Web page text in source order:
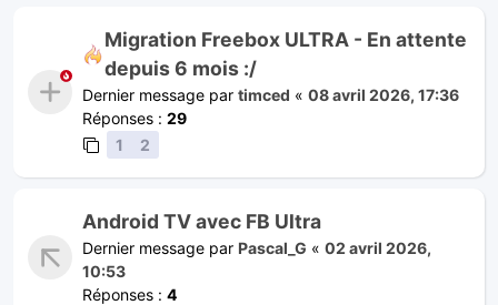
Migration Freebox ULTRA - En attente
depuis 6 mois :/
Dernier message par timced « 08 avril 2026, 17:36
Réponses : 29
1
2
Android TV avec FB Ultra
Dernier message par Pascal_G « 02 avril 2026,
10:53
Réponses : 4